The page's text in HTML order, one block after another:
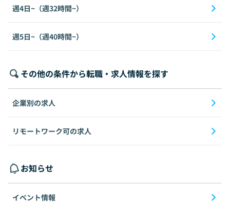
週4日~（週32時間~）
週5日~（週40時間~）
その他の条件から転職・求人情報を探す
企業別の求人
リモートワーク可の求人
お知らせ
イベント情報